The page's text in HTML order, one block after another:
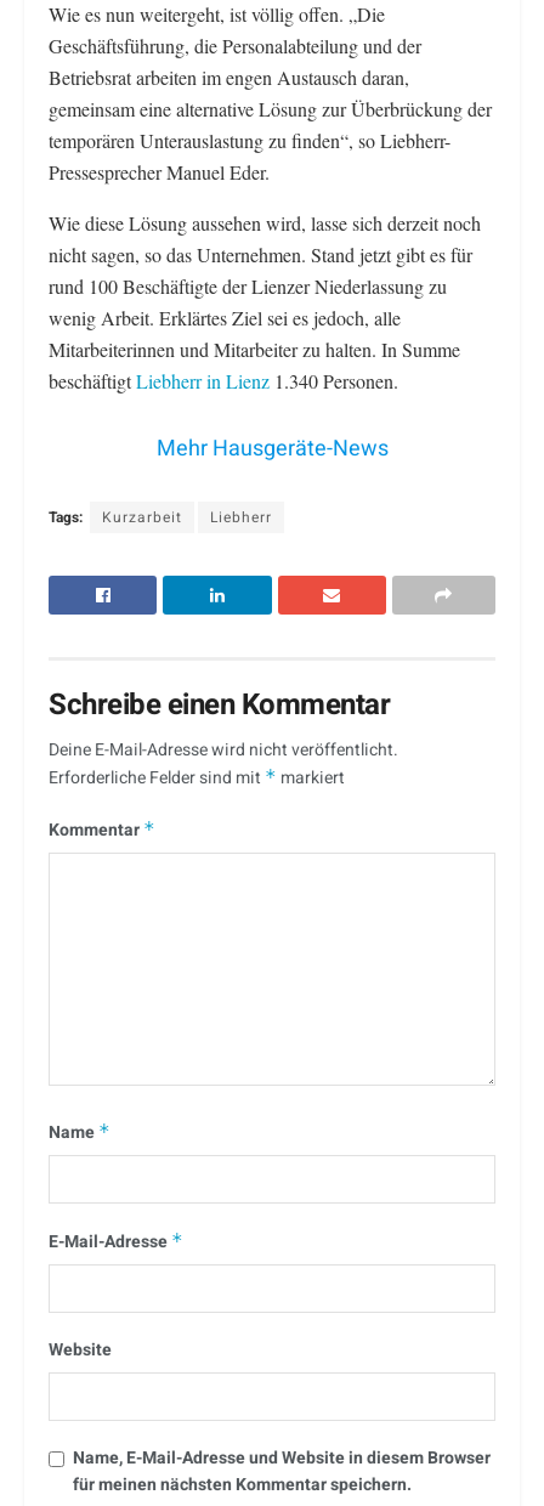
Wie es nun weitergeht, ist völlig offen. „Die
Geschäftsführung, die Personalabteilung und der
Betriebsrat arbeiten im engen Austausch daran,
gemeinsam eine alternative Lösung zur Überbrückung der
temporären Unterauslastung zu finden“, so Liebherr-
Pressesprecher Manuel Eder.
Wie diese Lösung aussehen wird, lasse sich derzeit noch
nicht sagen, so das Unternehmen. Stand jetzt gibt es für
rund 100 Beschäftigte der Lienzer Niederlassung zu
wenig Arbeit. Erklärtes Ziel sei es jedoch, alle
Mitarbeiterinnen und Mitarbeiter zu halten. In Summe
beschäftigtLiebherr in Lienz 1.340 Personen.
Mehr Hausgeräte-News
Tags: Kurzarbeit Liebherr
Schreibe einen Kommentar
Deine E-Mail-Adresse wird nicht veröffentlicht.
Erforderliche Felder sind mit * markiert
Kommentar *
Name *
E-Mail-Adresse *
Website
Name, E-Mail-Adresse und Website in diesem Browser
für meinen nächsten Kommentar speichern.